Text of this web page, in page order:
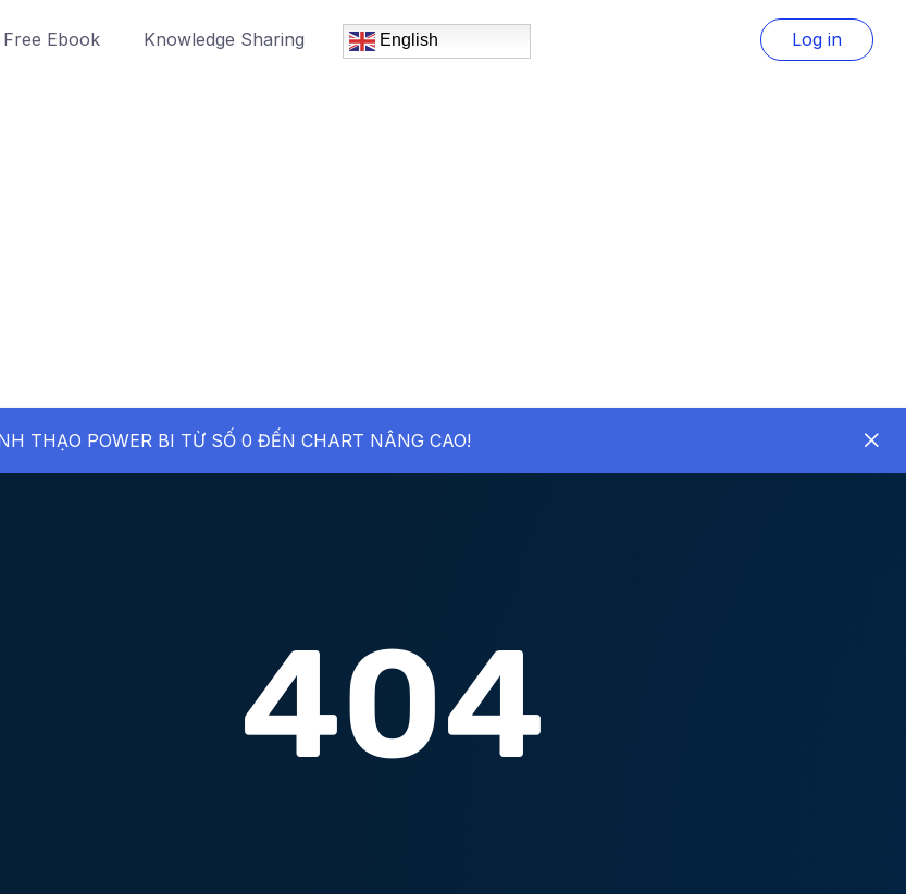
Free Ebook Knowledge Sharing English Log in
THẠO POWER BI TỪ SỐ 0 ĐẾN CHART NÂNG CAO!